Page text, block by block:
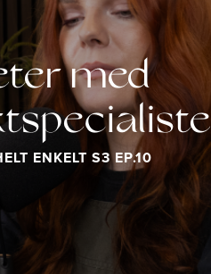
med
ENKELT S3 EP.10